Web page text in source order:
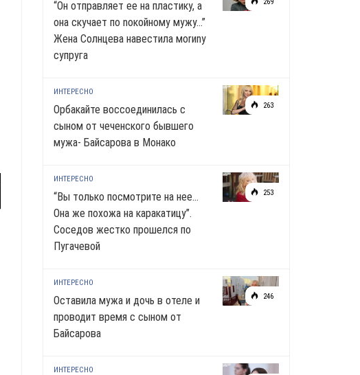
“Он отправляет ее на пластику, а
она скучает по noкoйномy мужу…”
Жена Солнцева навестила моrиnу
супруга
263
ИНТЕРЕСНО
Орбакайте воссоединилась с
сыном от чеченского бывшего
мужа- Байсарова в Монако
253
ИНТЕРЕСНО
“Вы только посмотрите на нее…
Она же похожа на каракатицу”.
Соседов жестко прошелся по
Пугачевой
246
ИНТЕРЕСНО
Оставила мужа и дочь в отеле и
проводит время с сыном от
Байсарова
ИНТЕРЕСНО